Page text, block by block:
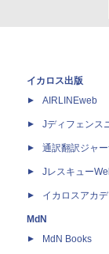
イカロス出版
AIRLINEweb
Jディフェンス
通訳翻訳ジャ
Jレスキュー
イカロスアカ
MdN
MdN Books